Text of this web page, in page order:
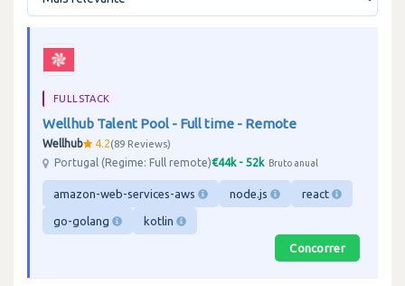
FULLSTACK
Wellhub Talent Pool - Full time - Remote
Wellhub 4.2 89 Reviews
Portugal (Regime: Full remote)€44k - 52k Bruto anual
amazon-web-services-aws node.js react
go-golang kotlin
Concorrer